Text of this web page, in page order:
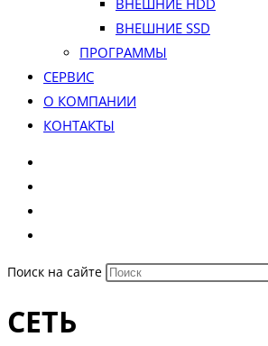
ВНЕШНИЕ HDD
ВНЕШНИЕ SSD
ПРОГРАММЫ
СЕРВИС
О КОМПАНИИ
КОНТАКТЫ
Поиск на сайте
СЕТЬ